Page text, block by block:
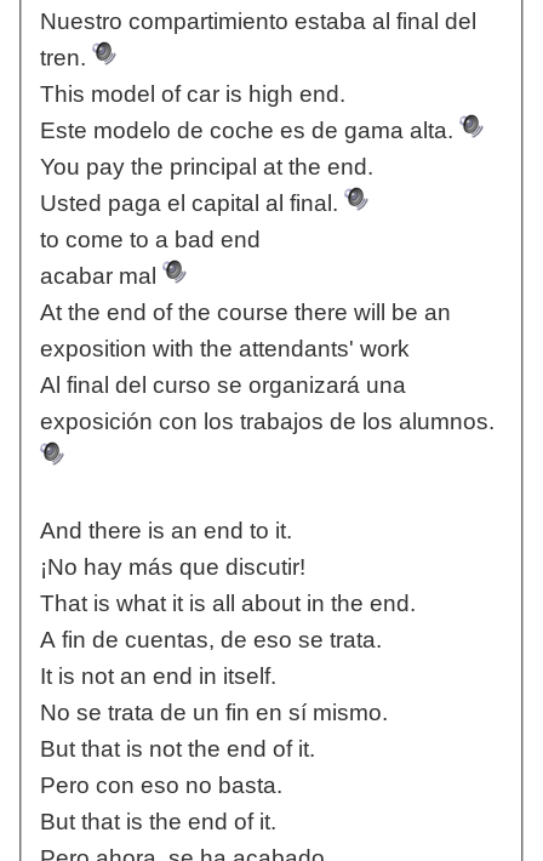
Nuestro compartimiento estaba al final del
tren.
This model of car is high end.
Este modelo de coche es de gama alta.
You pay the principal at the end.
Usted paga el capital al final.
to come to a bad end
acabar mal
At the end of the course there will be an
exposition with the attendants' work
Al final del curso se organizará una
exposición con los trabajos de los alumnos.
And there is an end to it.
¡No hay más que discutir!
That is what it is all about in the end.
A fin de cuentas, de eso se trata.
It is not an end in itself.
No se trata de un fin en sí mismo.
But that is not the end of it.
Pero con eso no basta.
But that is the end of it.